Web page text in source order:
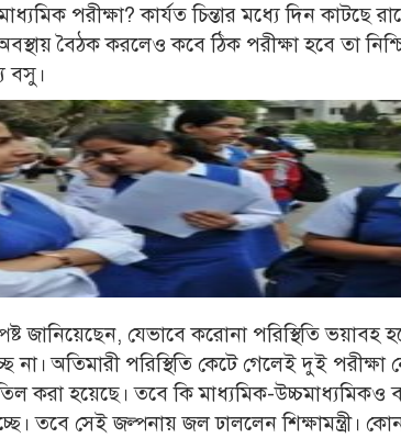
পরীক্ষা? কার্যত চিন্তার মধ্যে দিন কাটছে
বৈঠক করলেও কবে ঠিক পরীক্ষা হবে তা
বসু।
স্পষ্ট জানিয়েছেন, যেভাবে করোনা পরিস্থিতি
না। অতিমারী পরিস্থিতি কেটে গেলেই দুই
করা হয়েছে। তবে কি মাধ্যমিক-
তবে সেই জল্পনায় জল ঢাললেন শিক্ষামন্ত্রী।